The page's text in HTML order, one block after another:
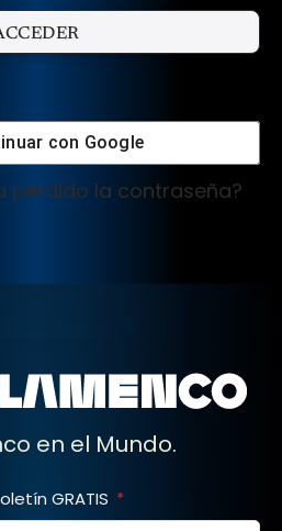
con Google
perdido la contraseña?
en el Mundo.
GRATIS